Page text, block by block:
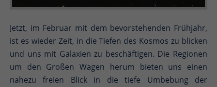
Jetzt, im Februar mit dem bevorstehenden Frühjahr,
ist es wieder Zeit, in die Tiefen des Kosmos zu blicken
und uns mit Galaxien zu beschäftigen. Die Regionen
um den Großen Wagen herum bieten uns einen
nahezu freien Blick in die tiefe Umbebung der